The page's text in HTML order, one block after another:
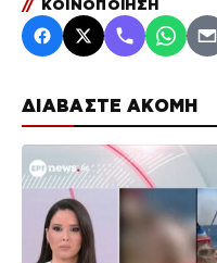
ΔΙΑΒΑΣΤΕ ΑΚΟΜΗ
// ΚΟΙΝΟΠΟΙΗΣΗ